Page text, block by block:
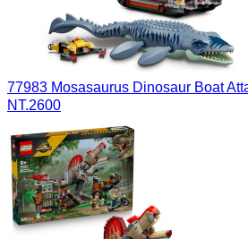
77983 Mosasaurus Dinosaur Boat
NT.2600